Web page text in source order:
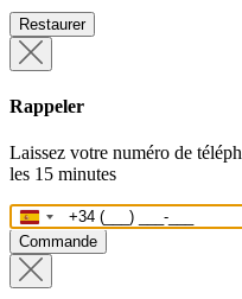
Restaurer
Rappeler
Laissez votre numéro de
les 15 minutes
Espagne
+34
Commande